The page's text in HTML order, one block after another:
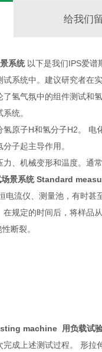
给我们
系统以下是我们IPS爱谱
系统中。建议研究者在
氢气氛中的组件测试和
统。
原子H和氢分子H2。
子起主导作用。
、机械变形和温度。通
景系统Standard
电流仪、测量池，有时
规定的时间后，将样品
断裂。
machine 用负载试验
成上述测试过程。 形